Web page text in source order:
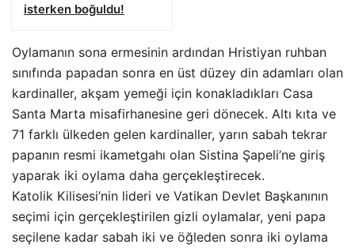
isterken boğuldu!
Oylamanın sona ermesinin ardından Hristiyan ruhban
sınıfında papadan sonra en üst düzey din adamları olan
kardinaller, akşam yemeği için konakladıkları Casa
Santa Marta misafirhanesine geri dönecek. Altı kıta ve
71 farklı ülkeden gelen kardinaller, yarın sabah tekrar
papanın resmi ikametgahı olan Sistina Şapeli’ne giriş
yaparak iki oylama daha gerçekleştirecek.
Katolik Kilisesi’nin lideri ve Vatikan Devlet Başkanının
seçimi için gerçekleştirilen gizli oylamalar, yeni papa
seçilene kadar sabah iki ve öğleden sonra iki oylama